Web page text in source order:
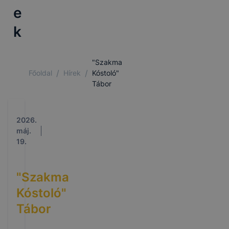
e
k
Főoldal / Hírek /
"Szakma
Kóstoló"
Tábor
2026.
máj.
19.
"Szakma
Kóstoló"
Tábor